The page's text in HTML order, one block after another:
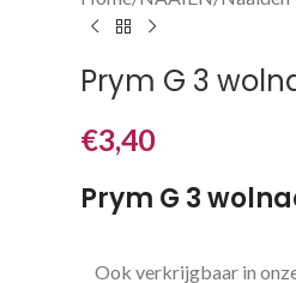
Prym G 3
€3,40
Prym G 3
Ook verkrijgbaar in